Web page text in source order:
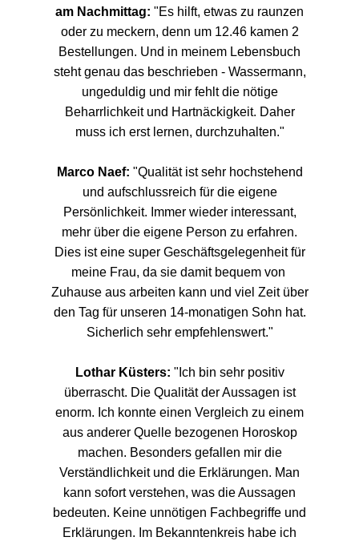
am Nachmittag: "Es hilft, etwas zu raunzen
oder zu meckern, denn um 12.46 kamen 2
Bestellungen. Und in meinem Lebensbuch
steht genau das beschrieben - Wassermann,
ungeduldig und mir fehlt die nötige
Beharrlichkeit und Hartnäckigkeit. Daher
muss ich erst lernen, durchzuhalten."
Marco Naef: "Qualität ist sehr hochstehend
und aufschlussreich für die eigene
Persönlichkeit. Immer wieder interessant,
mehr über die eigene Person zu erfahren.
Dies ist eine super Geschäftsgelegenheit für
meine Frau, da sie damit bequem von
Zuhause aus arbeiten kann und viel Zeit über
den Tag für unseren 14-monatigen Sohn hat.
Sicherlich sehr empfehlenswert."
Lothar Küsters: "Ich bin sehr positiv
überrascht. Die Qualität der Aussagen ist
enorm. Ich konnte einen Vergleich zu einem
aus anderer Quelle bezogenen Horoskop
machen. Besonders gefallen mir die
Verständlichkeit und die Erklärungen. Man
kann sofort verstehen, was die Aussagen
bedeuten. Keine unnötigen Fachbegriffe und
Erklärungen. Im Bekanntenkreis habe ich